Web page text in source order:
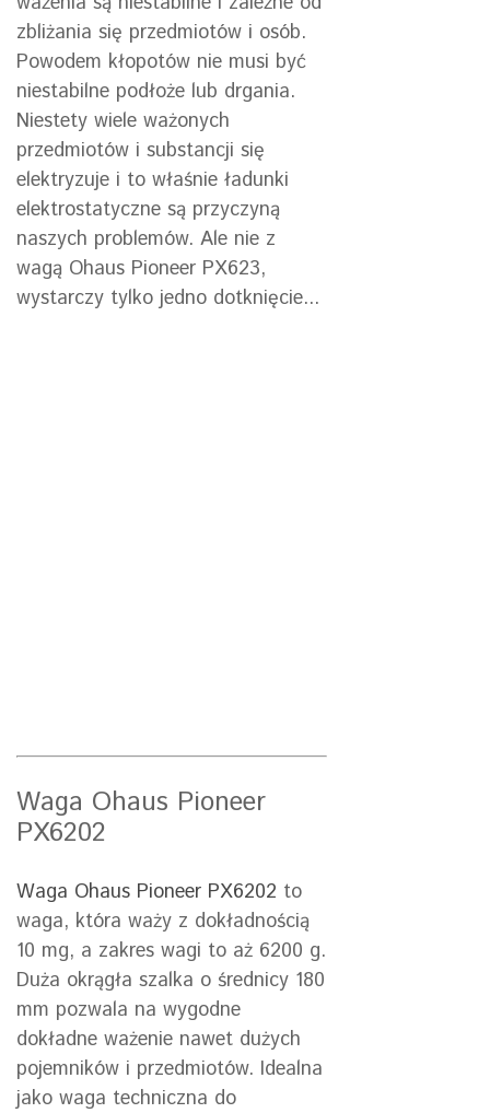
zbliżania się przedmiotów i osób.
Powodem kłopotów nie musi być
niestabilne podłoże lub drgania.
Niestety wiele ważonych
przedmiotów i substancji się
elektryzuje i to właśnie ładunki
elektrostatyczne są przyczyną
naszych problemów. Ale nie z
wagą Ohaus Pioneer PX623,
wystarczy tylko jedno dotknięcie...
Waga Ohaus Pioneer
PX6202
Waga Ohaus Pioneer PX6202 to
waga, która waży z dokładnością
10 mg, a zakres wagi to aż 6200 g.
Duża okrągła szalka o średnicy 180
mm pozwala na wygodne
dokładne ważenie nawet dużych
pojemników i przedmiotów. Idealna
jako waga techniczna do